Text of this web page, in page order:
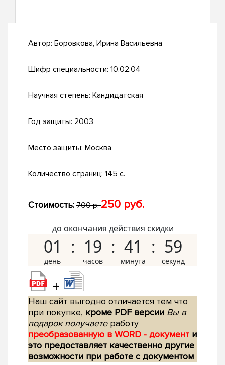
Автор: Боровкова, Ирина Васильевна
Шифр специальности: 10.02.04
Научная степень: Кандидатская
Год защиты: 2003
Место защиты: Москва
Количество страниц: 145 с.
Стоимость: 700 р.250 руб.
до окончания действия скидки
01 19 41 58
+
Наш сайт выгодно отличается тем что
при покупке, кроме PDF версии Вы в
подарок получаетеработу
преобразованную в WORD - документ и
это предоставляет качественно другие
возможности при работе с документом